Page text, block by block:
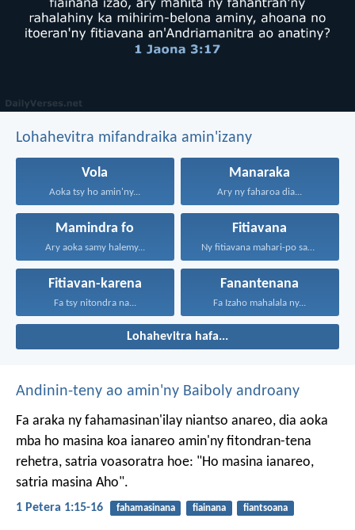
Lohahevitra mifandraika amin'izany
Vola
Aoka tsy ho amin'ny...
Manaraka
Ary ny faharoa dia...
Mamindra fo
Ary aoka samy halemy...
Fitiavana
Ny fitiavana mahari-po sady...
Fitiavan-karena
Fa tsy nitondra na...
Fanantenana
Fa Izaho mahalala ny...
Lohahevitra hafa...
Andinin-teny ao amin'ny Baiboly androany
Fa araka ny fahamasinan'ilay niantso anareo, dia aoka
mba ho masina koa ianareo amin'ny fitondran-tena
rehetra, satria voasoratra hoe: "Ho masina ianareo,
satria masina Aho".
1 Petera 1:15-16 fahamasinana fiainana fiantsoana